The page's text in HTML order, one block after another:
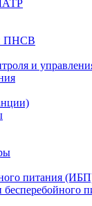
ПНСВ
и
питания